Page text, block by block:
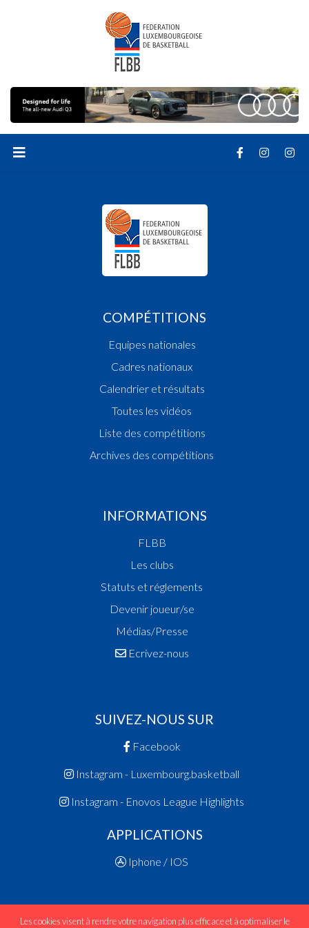
COMPÉTITIONS
Equipes nationales
Cadres nationaux
Calendrier et résultats
Toutes les vidéos
Liste des compétitions
Archives des compétitions
INFORMATIONS
FLBB
Les clubs
Statuts et réglements
Devenir joueur/se
Médias/Presse
Ecrivez-nous
SUIVEZ-NOUS SUR
Facebook
Instagram - Luxembourg.basketball
Instagram - Enovos League Highlights
APPLICATIONS
Iphone / IOS
Les cookies visent à rendre votre navigation plus efficace et à optimaliser le